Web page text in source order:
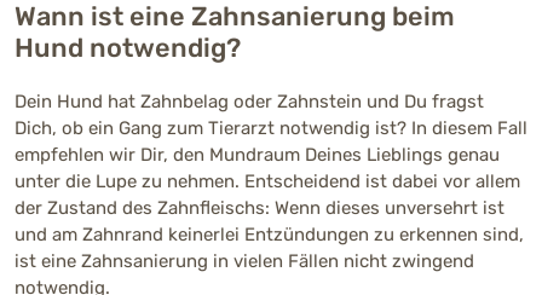
Wann ist eine Zahnsanierung beim
Hund notwendig?
Dein Hund hat Zahnbelag oder Zahnstein und Du fragst
Dich, ob ein Gang zum Tierarzt notwendig ist? In diesem Fall
empfehlen wir Dir, den Mundraum Deines Lieblings genau
unter die Lupe zu nehmen. Entscheidend ist dabei vor allem
der Zustand des Zahnfleischs: Wenn dieses unversehrt ist
und am Zahnrand keinerlei Entzündungen zu erkennen sind,
ist eine Zahnsanierung in vielen Fällen nicht zwingend
notwendig.